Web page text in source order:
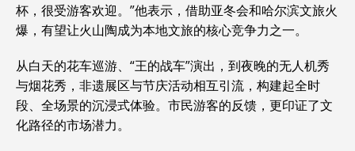
杯，很受游客欢迎。”他表示，借助亚冬会和哈尔滨文旅火
爆，有望让火山陶成为本地文旅的核心竞争力之一。
从白天的花车巡游、“王的战车”演出，到夜晚的无人机秀
与烟花秀，非遗展区与节庆活动相互引流，构建起全时
段、全场景的沉浸式体验。市民游客的反馈，更印证了文
化路径的市场潜力。